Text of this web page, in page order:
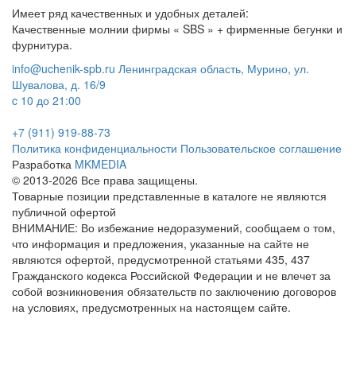
Имеет ряд качественных и удобных деталей:
Качественные молнии фирмы « SBS » + фирменные бегунки и
фурнитура.
info@uchenik-spb.ru Ленинградская область, Мурино, ул.
Шувалова, д. 16/9
c 10 до 21:00
+7 (911) 919-88-73
Политика конфиденциальности Пользовательское соглашение
Разработка MKMEDIA
© 2013-2026 Все права защищены.
Товарные позиции представленные в каталоге не являются
публичной офертой
ВНИМАНИЕ: Во избежание недоразумений, сообщаем о том,
что информация и предложения, указанные на сайте не
являются офертой, предусмотренной статьями 435, 437
Гражданского кодекса Российской Федерации и не влечет за
собой возникновения обязательств по заключению договоров
на условиях, предусмотренных на настоящем сайте.